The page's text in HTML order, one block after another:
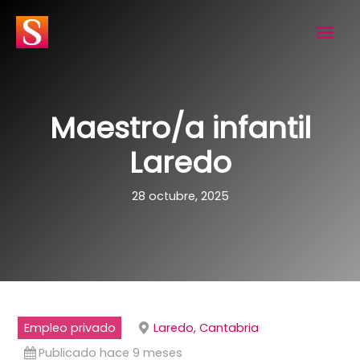
contenido
Maestro/a infantil
Laredo
28 octubre, 2025
Empleo privado
Laredo, Cantabria
Publicado hace 9 meses